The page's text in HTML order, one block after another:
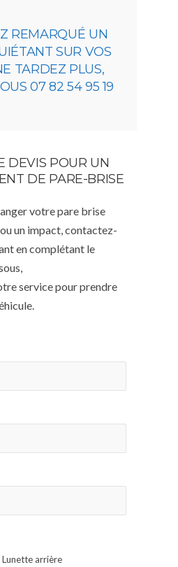
REMARQUÉ UN
SUR VOS
TARDEZ PLUS,
07 82 54 95 19
DEVIS POUR UN
DE PARE-BRISE
votre pare brise
un impact, contactez-
en complétant le
service pour prendre
Lunette arrière